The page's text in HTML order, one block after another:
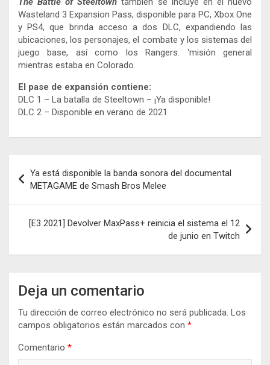
Wasteland 3 Expansion Pass, disponible para PC, Xbox One
y PS4, que brinda acceso a dos DLC, expandiendo las
ubicaciones, los personajes, el combate y los sistemas del
juego base, así como los Rangers. ‘misión general
mientras estaba en Colorado.
El pase de expansión contiene:
DLC 1 – La batalla de Steeltown – ¡Ya disponible!
DLC 2 – Disponible en verano de 2021
de
entradas
Ya está disponible la banda sonora del documental
METAGAME de Smash Bros Melee
[E3 2021] Devolver MaxPass+ reinicia el sistema el 12
de junio en Twitch
Deja un comentario
Tu dirección de correo electrónico no será publicada. Los
campos obligatorios están marcados con *
Comentario *